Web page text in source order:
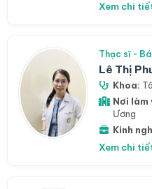
Xem chi
Thạc sĩ -
Lê Thị
Khoa:
Nơi làm
Ương
Kinh
Xem chi